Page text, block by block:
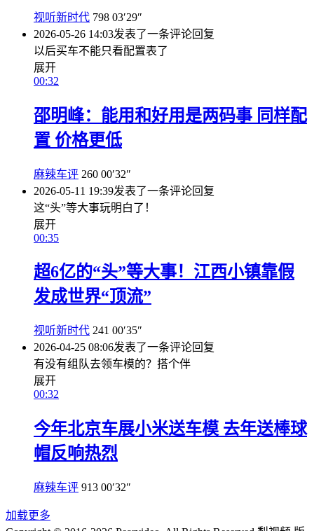
视听新时代 798 03′29″
2026-05-26 14:03发表了一条评论回复
以后买车不能只看配置表了
展开
00:32
邵明峰：能用和好用是两码事 同样配
置 价格更低
麻辣车评 260 00′32″
2026-05-11 19:39发表了一条评论回复
这“头”等大事玩明白了！
展开
00:35
超6亿的“头”等大事！江西小镇靠假
发成世界“顶流”
视听新时代 241 00′35″
2026-04-25 08:06发表了一条评论回复
有没有组队去领车模的？搭个伴
展开
00:32
今年北京车展小米送车模 去年送棒球
帽反响热烈
麻辣车评 913 00′32″
加载更多